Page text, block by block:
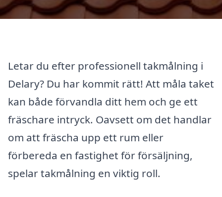
Letar du efter professionell takmålning i
Delary? Du har kommit rätt! Att måla taket
kan både förvandla ditt hem och ge ett
fräschare intryck. Oavsett om det handlar
om att fräscha upp ett rum eller
förbereda en fastighet för försäljning,
spelar takmålning en viktig roll.